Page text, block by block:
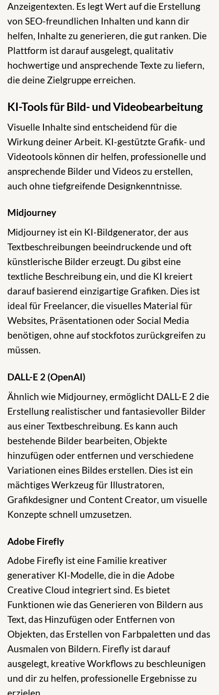
Anzeigentexten. Es legt Wert auf die Erstellung
von SEO-freundlichen Inhalten und kann dir
helfen, Inhalte zu generieren, die gut ranken. Die
Plattform ist darauf ausgelegt, qualitativ
hochwertige und ansprechende Texte zu liefern,
die deine Zielgruppe erreichen.
KI-Tools für Bild- und Videobearbeitung
Visuelle Inhalte sind entscheidend für die
Wirkung deiner Arbeit. KI-gestützte Grafik- und
Videotools können dir helfen, professionelle und
ansprechende Bilder und Videos zu erstellen,
auch ohne tiefgreifende Designkenntnisse.
Midjourney
Midjourney ist ein KI-Bildgenerator, der aus
Textbeschreibungen beeindruckende und oft
künstlerische Bilder erzeugt. Du gibst eine
textliche Beschreibung ein, und die KI kreiert
darauf basierend einzigartige Grafiken. Dies ist
ideal für Freelancer, die visuelles Material für
Websites, Präsentationen oder Social Media
benötigen, ohne auf stockfotos zurückgreifen zu
müssen.
DALL-E 2 (OpenAI)
Ähnlich wie Midjourney, ermöglicht DALL-E 2 die
Erstellung realistischer und fantasievoller Bilder
aus einer Textbeschreibung. Es kann auch
bestehende Bilder bearbeiten, Objekte
hinzufügen oder entfernen und verschiedene
Variationen eines Bildes erstellen. Dies ist ein
mächtiges Werkzeug für Illustratoren,
Grafikdesigner und Content Creator, um visuelle
Konzepte schnell umzusetzen.
Adobe Firefly
Adobe Firefly ist eine Familie kreativer
generativer KI-Modelle, die in die Adobe
Creative Cloud integriert sind. Es bietet
Funktionen wie das Generieren von Bildern aus
Text, das Hinzufügen oder Entfernen von
Objekten, das Erstellen von Farbpaletten und das
Ausmalen von Bildern. Firefly ist darauf
ausgelegt, kreative Workflows zu beschleunigen
und dir zu helfen, professionelle Ergebnisse zu